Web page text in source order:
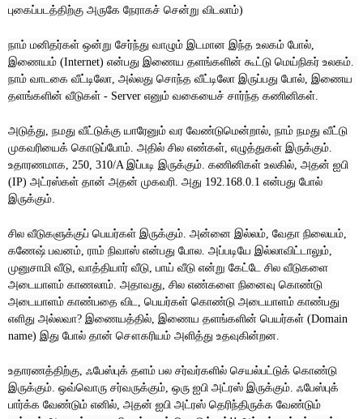
புகைப்படத்திற்கு அருகே நேராகச் சென்று விடலாம்)
நாம் மனிதர்கள் ஒன்று சேர்ந்து வாழும் இடமான இந்த உலகம் போல்
இணையம் (Internet) என்பது இணைய தளங்களின் கூட்டு மெய்நிகர் உலகம்
நாம் வாடகை வீட்டிலோ அல்லது சொந்த வீட்டிலோ இருப்பது போல் இணைய
தளங்களின் வீடுகள் - Server எனும் வகையைச் சார்ந்த கணினிகள்
அடுத்து நமது வீட்டுக்கு யாரேனும் வர வேண்டுமென்றால் நாம் நமது வீட்டு
முகவரியைக் கொடுப்போம் அதில் சில எண்கள் எழுத்துகள் இருக்கும்
உதாரணமாக , 250, 310/A இப்படி இருக்கும் கணினிகள் உலகில் அதன் ஐபி
(IP) அட்ரஸ்கள் தான் அதன் முகவரி அது 192.168.0.1 என்பது போல்
இருக்கும்
சில வீடுகளுக்குப் பெயர்கள் இருக்கும் அன்னை இல்லம் வேதா நிலையம்
கணேஷ் பவனம் ராம் நிவாஸ் என்பது போல அப்படியே இல்லாவிட்டாலும்
முனுசாமி வீடு வாத்தியார் வீடு பாய் வீடு என்று கேட்டே சில வீடுகளை
அடையாளம் காணலாம் அதாவது சில எண்களை நினைவு கொண்டு
அடையாளம் காண்பதை விட பெயர்கள் கொண்டு அடையாளம் காண்பது
எளிது அல்லவா? இணையத்தில் இணைய தளங்களின் பெயர்கள் (Domain
name) இது போல் தான் சௌகரியம் அளித்து உதவுகின்றன
உதாரணத்திற்கு ஃபேஸ்புக் தளம் பல சர்வர்களில் செயல்பட்டுக் கொண்டு
இருக்கும் ஒவ்வொரு சர்வருக்கும் ஒரு ஐபி அட்ரஸ் இருக்கும் ஃபேஸ்புக்
பார்க்க வேண்டும் எனில் அதன் ஐபி அட்ரஸ் தெரிந்திருக்க வேண்டும்